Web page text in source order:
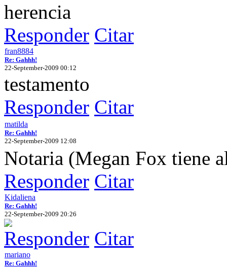
herencia
Responder Citar
fran8884
Re: Gahhh!
22-September-2009 00:12
testamento
Responder Citar
matilda
Re: Gahhh!
22-September-2009 12:08
Notaria (Megan Fox tiene
Responder Citar
Kidaliena
Re: Gahhh!
22-September-2009 20:26
Responder Citar
mariano
Re: Gahhh!